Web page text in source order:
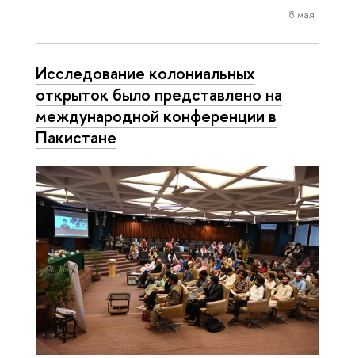
8 мая
Исследование колониальных
открыток было представлено на
международной конференции в
Пакистане